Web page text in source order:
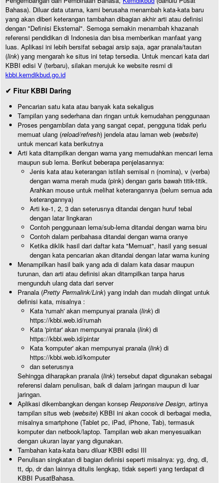
Bahasa). Diluar data utama, kami berusaha menambah kata-kata baru
yang akan diberi keterangan tambahan dibagian akhir arti atau definisi
dengan "Definisi Eksternal". Semoga semakin menambah khazanah
referensi pendidikan di Indonesia dan bisa memberikan manfaat yang
luas. Aplikasi ini lebih bersifat sebagai arsip saja, agar pranala/tautan
(link) yang mengarah ke situs ini tetap tersedia. Untuk mencari kata dari
KBBI edisi V (terbaru), silakan merujuk ke website resmi di
kbbi.kemdikbud.go.id
✔ Fitur KBBI Daring
Pencarian satu kata atau banyak kata sekaligus
Tampilan yang sederhana dan ringan untuk kemudahan penggunaan
Proses pengambilan data yang sangat cepat, pengguna tidak perlu
memuat ulang (reload/refresh) jendela atau laman web (website)
untuk mencari kata berikutnya
Arti kata ditampilkan dengan warna yang memudahkan mencari lema
maupun sub lema. Berikut beberapa penjelasannya:
Jenis kata atau keterangan istilah semisal n (nomina), v (verba)
dengan warna merah muda (pink) dengan garis bawah titik-titik.
Arahkan mouse untuk melihat keterangannya (belum semua ada
keterangannya)
Arti ke-1, 2, 3 dan seterusnya ditandai dengan huruf tebal
dengan latar lingkaran
Contoh penggunaan lema/sub-lema ditandai dengan warna biru
Contoh dalam peribahasa ditandai dengan warna oranye
Ketika diklik hasil dari daftar kata "Memuat", hasil yang sesuai
dengan kata pencarian akan ditandai dengan latar warna kuning
Menampilkan hasil baik yang ada di dalam kata dasar maupun
turunan, dan arti atau definisi akan ditampilkan tanpa harus
mengunduh ulang data dari server
Pranala (Pretty Permalink/Link) yang indah dan mudah diingat untuk
definisi kata, misalnya :
Kata 'rumah' akan mempunyai pranala (link) di
https://kbbi.web.id/rumah
Kata 'pintar' akan mempunyai pranala (link) di
https://kbbi.web.id/pintar
Kata 'komputer' akan mempunyai pranala (link) di
https://kbbi.web.id/komputer
dan seterusnya
Sehingga diharapkan pranala (link) tersebut dapat digunakan sebagai
referensi dalam penulisan, baik di dalam jaringan maupun di luar
jaringan.
Aplikasi dikembangkan dengan konsep Responsive Design, artinya
tampilan situs web (website) KBBI ini akan cocok di berbagai media,
misalnya smartphone (Tablet pc, iPad, iPhone, Tab), termasuk
komputer dan netbook/laptop. Tampilan web akan menyesuaikan
dengan ukuran layar yang digunakan.
Tambahan kata-kata baru diluar KBBI edisi III
Penulisan singkatan di bagian definisi seperti misalnya: yg, dng, dl,
tt, dp, dr dan lainnya ditulis lengkap, tidak seperti yang terdapat di
KBBI PusatBahasa.